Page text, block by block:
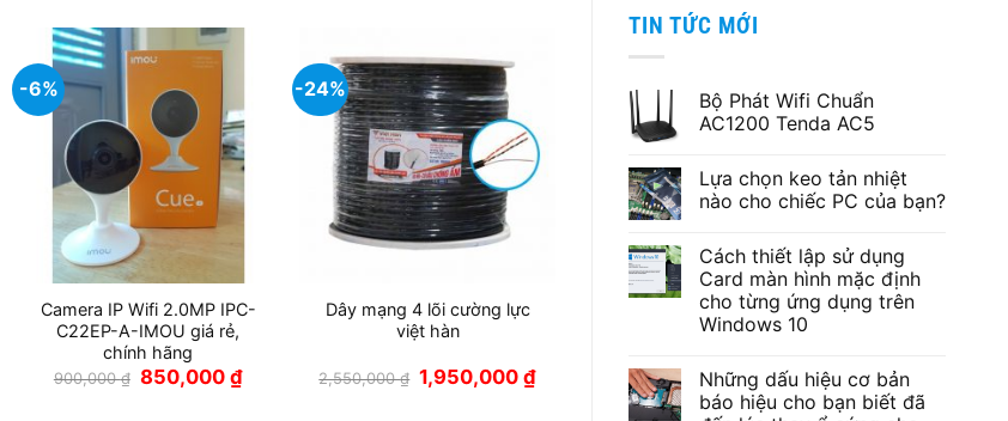
2,090,000 ₫.
TIN TỨC MỚI
Bộ Phát Wifi Chuẩn
AC1200 Tenda AC5
bình
luận
ở
Wifi
Chuẩn
AC1200
Tenda
AC5
Lựa chọn keo tản nhiệt
nào cho chiếc PC của bạn?
bình
luận
ở
Lựa
chọn
keo
nào
cho
chiếc
Cách thiết lập sử dụng
Card màn hình mặc định
cho từng ứng dụng trên
Windows 10
bình
luận
ở
Những dấu hiệu cơ bản
báo hiệu cho bạn biết đã
-6%
Camera IP Wifi 2.0MP IPC-
C22EP-A-IMOU giá rẻ,
chính hãng
900,000₫ Giá
gốc
850,000 ₫Giá
hiện
-24%
Dây mạng 4 lõi cường lực
việt hàn
2,550,000₫ Giá
gốc
1,950,000₫Giá